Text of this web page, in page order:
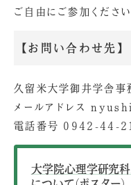
ご自由にご参加ください
【お問い合わせ先】
久留米大学御井学舎事
メールアドレス
電話番号 0942-44-
大学院心理学研究科